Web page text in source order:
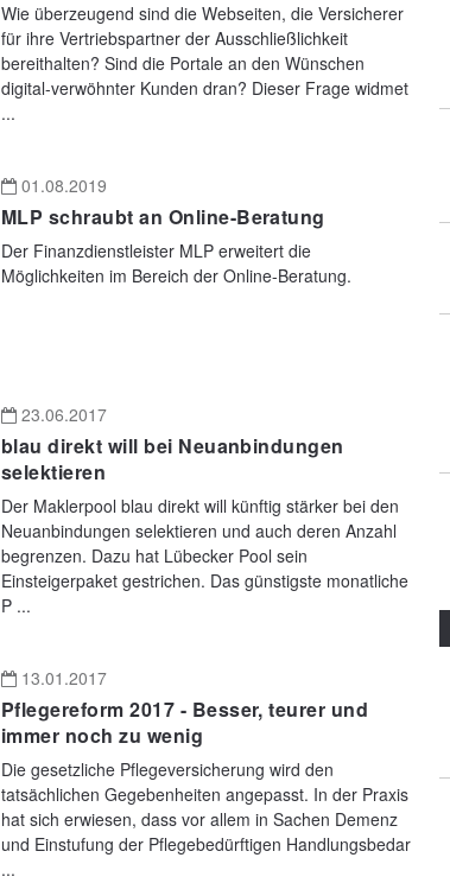
Wie überzeugend sind die Webseiten, die Versicherer
für ihre Vertriebspartner der Ausschließlichkeit
bereithalten? Sind die Portale an den Wünschen
digital-verwöhnter Kunden dran? Dieser Frage widmet
...
01.08.2019
MLP schraubt an Online-Beratung
Der Finanzdienstleister MLP erweitert die
Möglichkeiten im Bereich der Online-Beratung.
23.06.2017
blau direkt will bei Neuanbindungen
selektieren
Der Maklerpool blau direkt will künftig stärker bei den
Neuanbindungen selektieren und auch deren Anzahl
begrenzen. Dazu hat Lübecker Pool sein
Einsteigerpaket gestrichen. Das günstigste monatliche
P ...
13.01.2017
Pflegereform 2017 - Besser, teurer und
immer noch zu wenig
Die gesetzliche Pflegeversicherung wird den
tatsächlichen Gegebenheiten angepasst. In der Praxis
hat sich erwiesen, dass vor allem in Sachen Demenz
und Einstufung der Pflegebedürftigen Handlungsbedar
...